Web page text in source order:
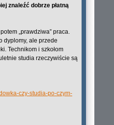
znaleźć dobrze płatną
„prawdziwa” praca.
dyplomy, ale przede
Technikom i szkołom
studia rzeczywiście są
czy-studia-po-czym-